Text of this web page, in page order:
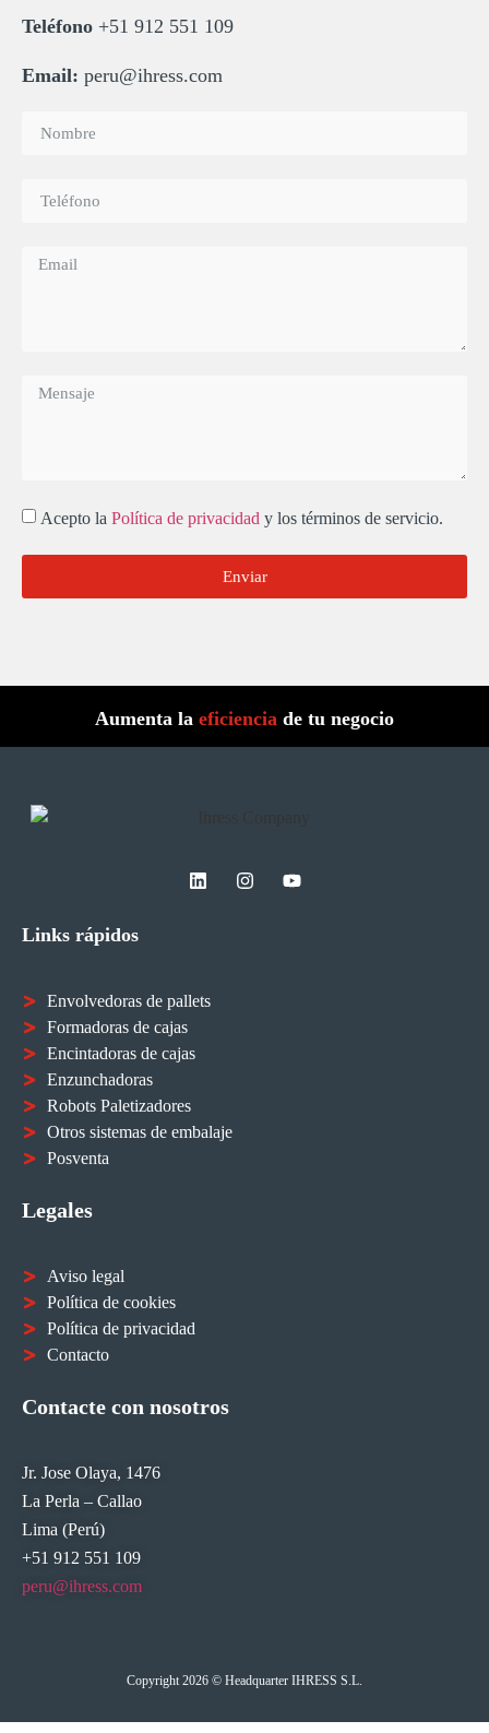
Teléfono +51 912 551 109
Email: peru@ihress.com
Acepto la Política de privacidad y los términos de servicio.
Enviar
Aumenta la eficiencia de tu negocio
Links rápidos
Envolvedoras de pallets
Formadoras de cajas
Encintadoras de cajas
Enzunchadoras
Robots Paletizadores
Otros sistemas de embalaje
Posventa
Legales
Aviso legal
Política de cookies
Política de privacidad
Contacto
Contacte con nosotros
Jr. Jose Olaya, 1476
La Perla – Callao
Lima (Perú)
+51 912 551 109
peru@ihress.com
Copyright 2026 © Headquarter IHRESS S.L.